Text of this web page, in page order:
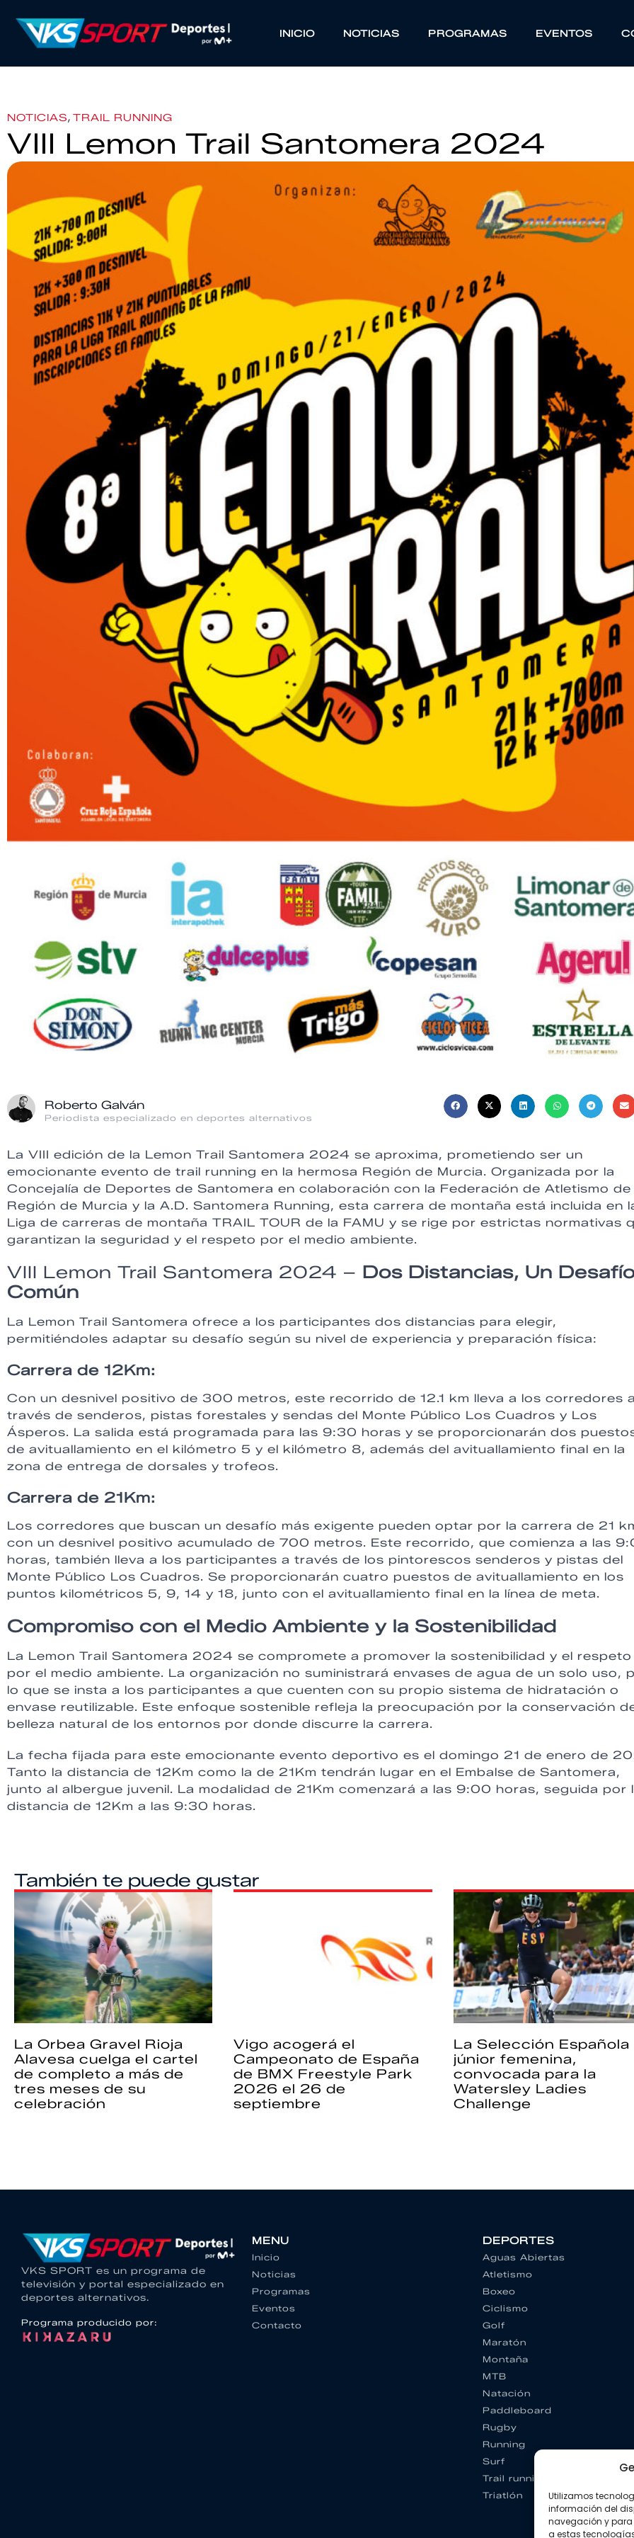
Utilizamos
información del
navegación y para
a estas
INICIO NOTICIAS PROGRAMAS EVENTOS
NOTICIAS, TRAIL RUNNING
VIII Lemon Trail Santomera 2024
Roberto Galván
Periodista especializado en deportes alternativos
La VIII edición de la Lemon Trail Santomera 2024 se aproxima, prometiendo ser un
emocionante evento de trail running en la hermosa Región de Murcia. Organizada por la
Concejalía de Deportes de Santomera en colaboración con la Federación de Atletismo de
Región de Murcia y la A.D. Santomera Running, esta carrera de montaña está incluida en
Liga de carreras de montaña TRAIL TOUR de la FAMU y se rige por estrictas normativas
garantizan la seguridad y el respeto por el medio ambiente.
VIII Lemon Trail Santomera 2024 – Dos Distancias, Un
Común
La Lemon Trail Santomera ofrece a los participantes dos distancias para elegir,
permitiéndoles adaptar su desafío según su nivel de experiencia y preparación física:
Carrera de 12Km:
Con un desnivel positivo de 300 metros, este recorrido de 12.1 km lleva a los corredores a
través de senderos, pistas forestales y sendas del Monte Público Los Cuadros y Los
Ásperos. La salida está programada para las 9:30 horas y se proporcionarán dos
de avituallamiento en el kilómetro 5 y el kilómetro 8, además del avituallamiento final en la
zona de entrega de dorsales y trofeos.
Carrera de 21Km:
Los corredores que buscan un desafío más exigente pueden optar por la carrera de 21
con un desnivel positivo acumulado de 700 metros. Este recorrido, que comienza a las
horas, también lleva a los participantes a través de los pintorescos senderos y pistas del
Monte Público Los Cuadros. Se proporcionarán cuatro puestos de avituallamiento en los
puntos kilométricos 5, 9, 14 y 18, junto con el avituallamiento final en la línea de meta.
Compromiso con el Medio Ambiente y la Sostenibilidad
La Lemon Trail Santomera 2024 se compromete a promover la sostenibilidad y el respeto
por el medio ambiente. La organización no suministrará envases de agua de un solo uso,
lo que se insta a los participantes a que cuenten con su propio sistema de hidratación o
envase reutilizable. Este enfoque sostenible refleja la preocupación por la conservación
belleza natural de los entornos por donde discurre la carrera.
La fecha fijada para este emocionante evento deportivo es el domingo 21 de enero de
Tanto la distancia de 12Km como la de 21Km tendrán lugar en el Embalse de Santomera,
junto al albergue juvenil. La modalidad de 21Km comenzará a las 9:00 horas, seguida por
distancia de 12Km a las 9:30 horas.
También te puede gustar
La Orbea Gravel Rioja
Alavesa cuelga el cartel
de completo a más de
tres meses de su
celebración
Vigo acogerá el
Campeonato de España
de BMX Freestyle Park
2026 el 26 de
septiembre
La Selección Española
júnior femenina,
convocada para la
Watersley Ladies
Challenge
VKS SPORT es un programa de
televisión y portal especializado en
deportes alternativos.
Programa producido por:
MENU
Inicio
Noticias
Programas
Eventos
Contacto
DEPORTES
Aguas Abiertas
Atletismo
Boxeo
Ciclismo
Golf
Maratón
Montaña
MTB
Natación
Paddleboard
Rugby
Running
Surf
Trail running
Triatlón